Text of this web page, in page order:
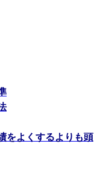
よくするよりも頭